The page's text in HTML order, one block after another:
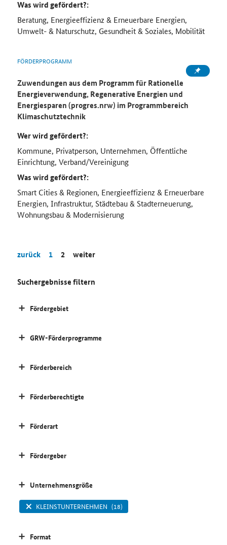
Was wird gefördert?:
Beratung, Energieeffizienz & Erneuerbare Energien,
Umwelt- & Naturschutz, Gesundheit & Soziales, Mobilität
FÖRDERPROGRAMM
Zuwendungen aus dem Programm für Rationelle
Energieverwendung, Regenerative Energien und
Energiesparen (progres.nrw) im Programmbereich
Klimaschutztechnik
Wer wird gefördert?:
Kommune, Privatperson, Unternehmen, Öffentliche
Einrichtung, Verband/Vereinigung
Was wird gefördert?:
Smart Cities & Regionen, Energieeffizienz & Erneuerbare
Energien, Infrastruktur, Städtebau & Stadterneuerung,
Wohnungsbau & Modernisierung
zurück 1 2 weiter
Suchergebnisse filtern
Fördergebiet
GRW-Förderprogramme
Förderbereich
Förderberechtigte
Förderart
Fördergeber
Unternehmensgröße
KLEINSTUNTERNEHMEN (18)
Format